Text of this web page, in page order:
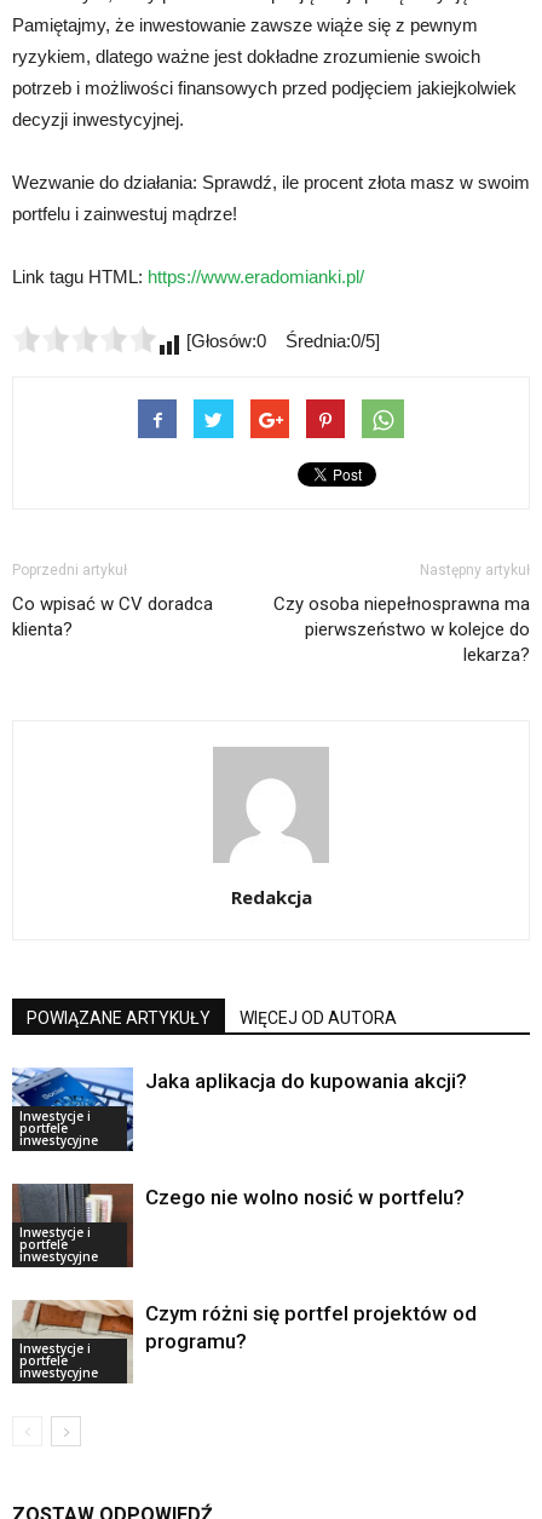
Pamiętajmy, że inwestowanie zawsze wiąże się z pewnym
ryzykiem, dlatego ważne jest dokładne zrozumienie swoich
potrzeb i możliwości finansowych przed podjęciem jakiejkolwiek
decyzji inwestycyjnej.
Wezwanie do działania: Sprawdź, ile procent złota masz w swoim
portfelu i zainwestuj mądrze!
Link tagu HTML: https://www.eradomianki.pl/
[Głosów:0 Średnia:0/5]
Poprzedni artykuł
Co wpisać w CV doradca
klienta?
Następny artykuł
Czy osoba niepełnosprawna ma
pierwszeństwo w kolejce do
lekarza?
Redakcja
POWIĄZANE ARTYKUŁY WIĘCEJ OD AUTORA
Inwestycje i
portfele
inwestycyjne
Jaka aplikacja do kupowania akcji?
Inwestycje i
portfele
inwestycyjne
Czego nie wolno nosić w portfelu?
Inwestycje i
portfele
inwestycyjne
Czym różni się portfel projektów od
programu?